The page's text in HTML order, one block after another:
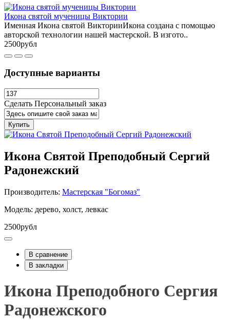
Икона святой мученицы Виктории
Именная Икона святой ВикторииИкона создана с помощью
авторской технологии нашей мастерской. В изгото..
2500рубл
Доступные варианты
Сделать Персональный заказ
Купить
Икона Святой Преподобный Сергий
Радонежский
Производитель: Мастерская "Богомаз"
Модель: дерево, холст, левкас
2500рубл
В сравнение
В закладки
Икона Преподобного Сергия
Радонежского